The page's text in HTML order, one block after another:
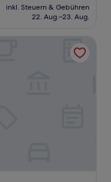
Preis
beträgt
inkl. Steuern & Gebühren
22. Aug.–23. Aug.